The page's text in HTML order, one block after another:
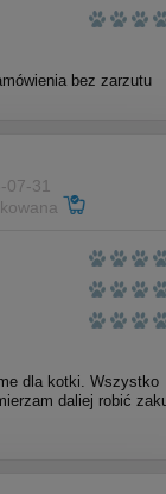
bez zarzutu
07-31
dla kotki. Wszystko
daliej robić